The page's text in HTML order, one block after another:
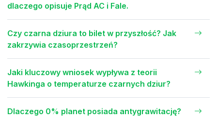
dlaczego opisuje Prąd AC i Fale.
Czy czarna dziura to bilet w przyszłość? Jak
zakrzywia czasoprzestrzeń?
Jaki kluczowy wniosek wypływa z teorii
Hawkinga o temperaturze czarnych dziur?
Dlaczego 0% planet posiada antygrawitację?